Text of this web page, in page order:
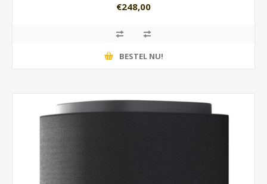
€248,00
BESTEL NU!